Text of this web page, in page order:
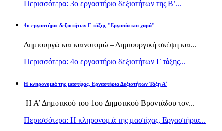
Περισσότερα: 3ο εργαστήριο δεξιοτήτων της Β’...
4ο εργαστήριο δεξιοτήτων Γ τάξης "Εργασία και χαρά"
Δημιουργώ και καινοτομώ – Δημιουργική σκέψη και...
Περισσότερα: 4ο εργαστήριο δεξιοτήτων Γ τάξης...
H κληρονομιά της μαστίχας, Εργαστήρια Δεξιοτήτων Τάξη Α΄
Η Α’ Δημοτικού του 1ου Δημοτικού Βροντάδου τον...
Περισσότερα: H κληρονομιά της μαστίχας, Εργαστήρια...